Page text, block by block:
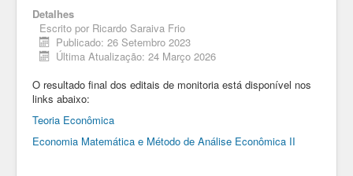
Detalhes
Escrito por Ricardo Saraiva Frio
Publicado: 26 Setembro 2023
Última Atualização: 24 Março 2026
O resultado final dos editais de monitoria está disponível nos
links abaixo:
Teoria Econômica
Economia Matemática e Método de Análise Econômica II